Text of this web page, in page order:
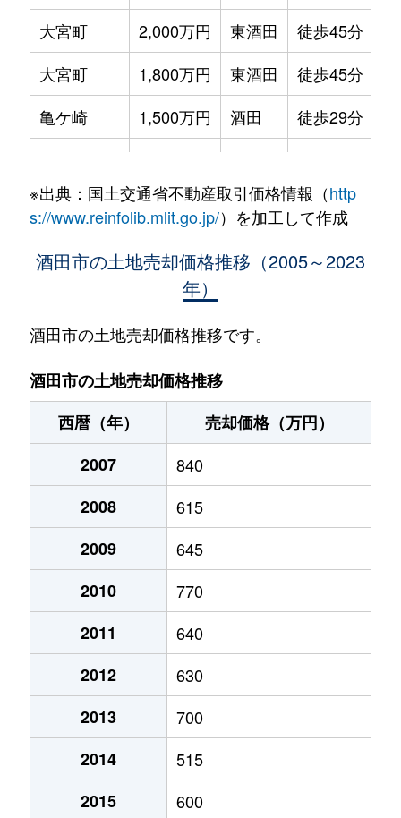
大宮町
2,000万円 東酒田
徒歩45分
大宮町
1,800万円 東酒田
徒歩45分
亀ケ崎
1,500万円 酒田
徒歩29分
亀ケ崎
400万円 酒田
徒歩45分
800万円
こあら
1,000万円 酒田
栄町
10万円
十里塚
酒田
徒歩1時間15
760万円
600万円
500万円
天神堂
370万円
中牧田
20万円
新井田町
950万円
160万円
東泉町
1,100万円
東泉町
180万円
※出典：国土交通省不動産取引価格情報（http
s://www.reinfolib.mlit.go.jp/）を加工して作成
酒田市の土地売却価格推移（2005～2023
年）
酒田市の土地売却価格推移です。
酒田市の土地売却価格推移
西暦（年）
売却価格（万円）
2007
840
2008
615
2009
645
2010
770
2011
640
2012
630
2013
700
2014
515
2015
600